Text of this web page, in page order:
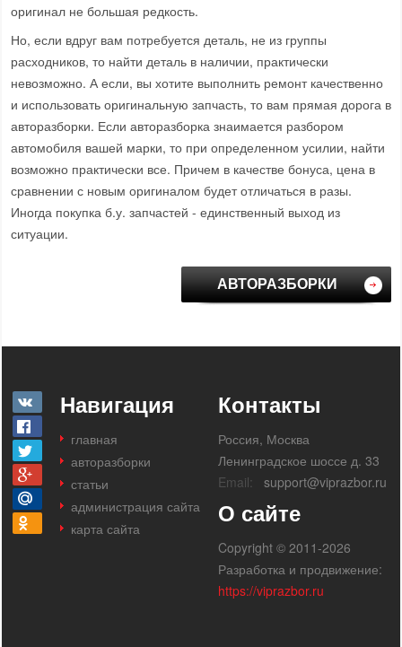
оригинал не большая редкость.
Но, если вдруг вам потребуется деталь, не из группы
расходников, то найти деталь в наличии, практически
невозможно. А если, вы хотите выполнить ремонт качественно
и использовать оригинальную запчасть, то вам прямая дорога в
авторазборки. Если авторазборка знаимается разбором
автомобиля вашей марки, то при определенном усилии, найти
возможно практически все. Причем в качестве бонуса, цена в
сравнении с новым оригиналом будет отличаться в разы.
Иногда покупка б.у. запчастей - единственный выход из
ситуации.
АВТОРАЗБОРКИ
Навигация
главная
авторазборки
статьи
администрация сайта
карта сайта
Контакты
Россия, Москва
Ленинградское шоссе д. 33
Email:
support@viprazbor.ru
О сайте
Copyright © 2011-2026
Разработка и продвижение:
https://viprazbor.ru